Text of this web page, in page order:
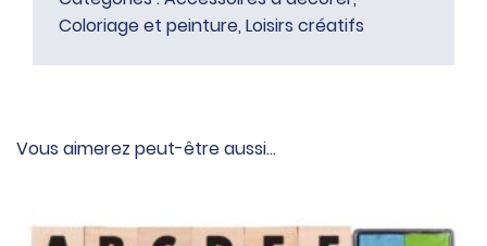
Coloriage et peinture, Loisirs créatifs
Vous aimerez peut-être aussi…